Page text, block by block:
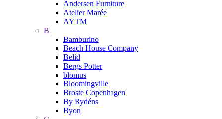
Andersen Furniture
Atelier Marée
AYTM
B
Bamburino
Beach House Company
Belid
Bergs Potter
blomus
Bloomingville
Broste Copenhagen
By Rydéns
Byon